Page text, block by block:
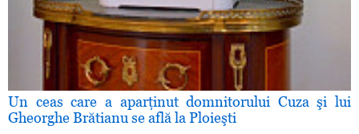
Un ceas care a aparţinut domnitorului Cuza şi lui
Gheorghe Brătianu se află la Ploieşti